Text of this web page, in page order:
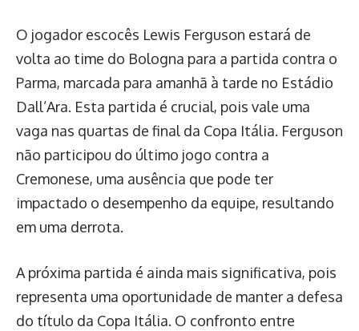
O jogador escocês Lewis Ferguson estará de
volta ao time do Bologna para a partida contra o
Parma, marcada para amanhã à tarde no Estádio
Dall’Ara. Esta partida é crucial, pois vale uma
vaga nas quartas de final da Copa Itália. Ferguson
não participou do último jogo contra a
Cremonese, uma ausência que pode ter
impactado o desempenho da equipe, resultando
em uma derrota.
A próxima partida é ainda mais significativa, pois
representa uma oportunidade de manter a defesa
do título da Copa Itália. O confronto entre